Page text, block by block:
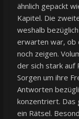
ähnlich gepackt
Kapitel. Die
weshalb
erwarten war, ob
noch zeigen.
der sich stark auf
Sorgen um ihre
Antworten
konzentriert. Das
ein Rätsel.